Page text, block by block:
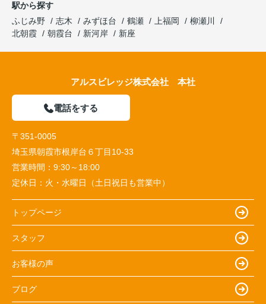
駅から探す
ふじみ野
志木 みずほ台 鶴瀬 上福岡
柳瀬川
北朝霞
朝霞台 新河岸 新座
アルスビレッジ株式会社 本社
電話をする
〒351-0005
埼玉県朝霞市根岸台６丁目10-33
営業時間： 9:30～18:00
定休日： 火・水曜日（土日祝日も営業中）
トップページ
スタッフ
お客様の声
ブログ